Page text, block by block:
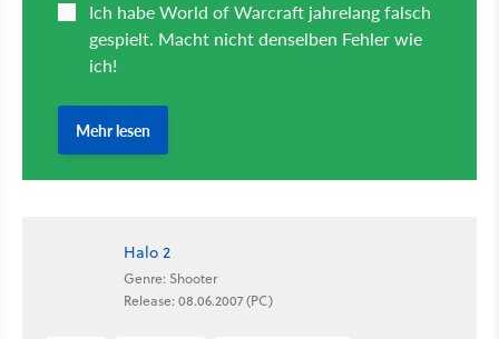
Halo 2
Genre: Shooter
Release: 08.06.2007 (PC)